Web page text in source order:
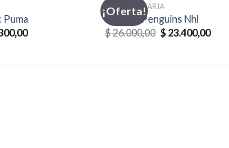
Puma
El
¡Oferta!
INDUMENTARIA
Remera Penguins Nhl
$26.000,00 El
precio
$23.400,00El